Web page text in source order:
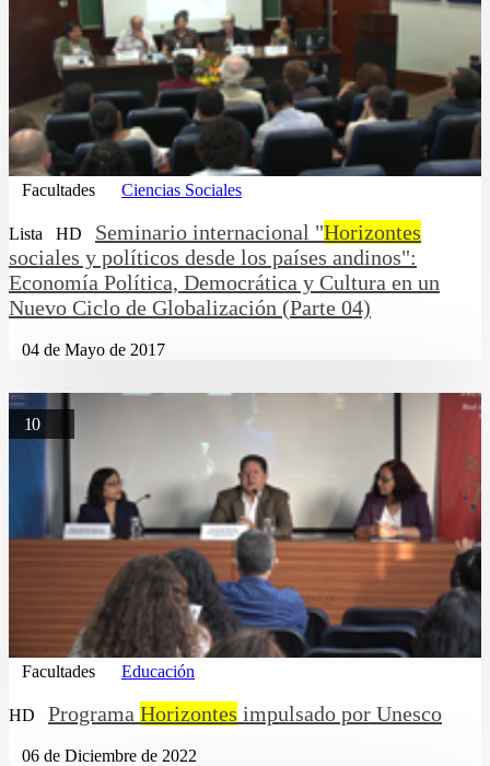
Facultades Ciencias Sociales
Lista HD Seminario internacional "Horizontes
sociales y políticos desde los países andinos":
Economía Política, Democrática y Cultura en un
Nuevo Ciclo de Globalización (Parte 04)
04 de Mayo de 2017
10
Facultades Educación
HD Programa Horizontes impulsado por Unesco
06 de Diciembre de 2022